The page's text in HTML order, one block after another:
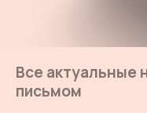
Все актуальные
письмом